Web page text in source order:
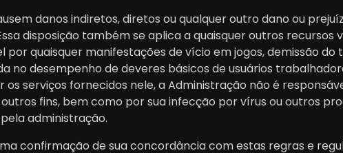
danos indiretos, diretos ou qualquer outro dano ou
disposição também se aplica a quaisquer outros recursos
quaisquer manifestações de vício em jogos, demissão do
no desempenho de deveres básicos de usuários
os serviços fornecidos nele, a Administração não é
fins, bem como por sua infecção por vírus ou outros
administração.
confirmação de sua concordância com estas regras e